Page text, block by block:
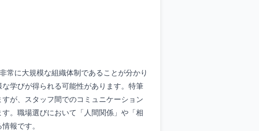
常に大規模な組織体制であることが分かり
学びが得られる可能性があります。特筆
が、スタッフ間でのコミュニケーション
。職場選びにおいて「人間関係」や「相
報です。